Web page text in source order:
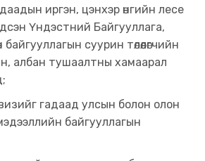
иргэн, цэнхэр өнгийн лесе
Үндэстний Байгууллага,
байгууллагын суурин төлөөлөгчийн
албан тушаалтны хамаарал
гадаад улсын болон олон
байгууллагын